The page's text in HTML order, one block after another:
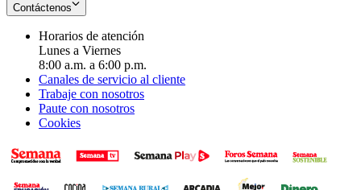
Contáctenos
Horarios de atención
Lunes a Viernes
8:00 a.m. a 6:00 p.m.
Canales de servicio al cliente
Trabaje con nosotros
Paute con nosotros
Cookies